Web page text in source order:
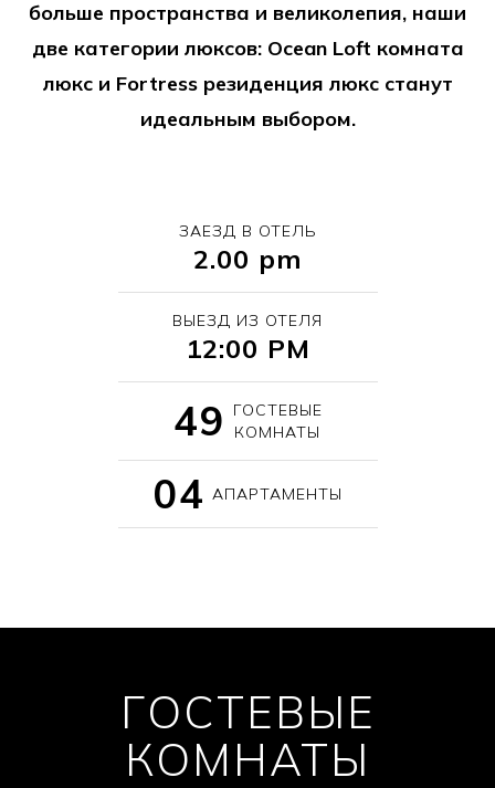
больше пространства и великолепия, наши
две категории люксов: Ocean Loft комната
люкс и Fortress резиденция люкс станут
идеальным выбором.
ЗАЕЗД В ОТЕЛЬ
2.00 pm
ВЫЕЗД ИЗ ОТЕЛЯ
12:00 PM
ГОСТЕВЫЕ
КОМНАТЫ
49
АПАРТАМЕНТЫ
04
ГОСТЕВЫЕ
КОМНАТЫ